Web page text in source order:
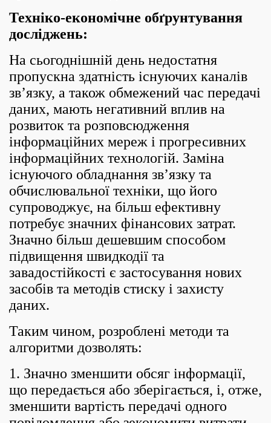
Техніко-економічне обґрунтування
досліджень:
На сьогоднішній день недостатня
пропускна здатність існуючих каналів
зв’язку, а також обмежений час передачі
даних, мають негативний вплив на
розвиток та розповсюдження
інформаційних мереж і прогресивних
інформаційних технологій. Заміна
існуючого обладнання зв’язку та
обчислювальної техніки, що його
супроводжує, на більш ефективну
потребує значних фінансових затрат.
Значно більш дешевшим способом
підвищення швидкодії та
завадостійкості є застосування нових
засобів та методів стиску і захисту
даних.
Таким чином, розроблені методи та
алгоритми дозволять:
1. Значно зменшити обсяг інформації,
що передається або зберігається, і, отже,
зменшити вартість передачі одного